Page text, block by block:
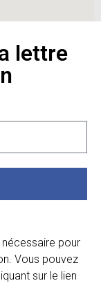
lettre
pour
Vous pouvez
sur le lien